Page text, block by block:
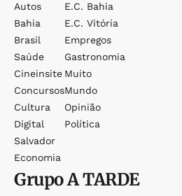
Autos
Bahia
Brasil
Saúde
Cineinsite
Concursos
Cultura
Digital
Salvador
Economia
E.c. Bahia
E.c. Vitória
Empregos
Gastronomia
Muito
Mundo
Opinião
Política
GrupoA TARDE